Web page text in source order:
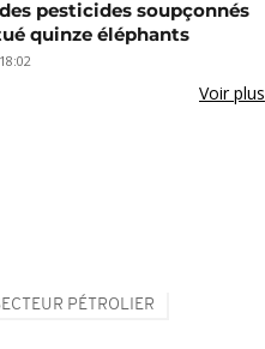
pesticides soupçonnés
quinze éléphants
Voir plus
PÉTROLIER